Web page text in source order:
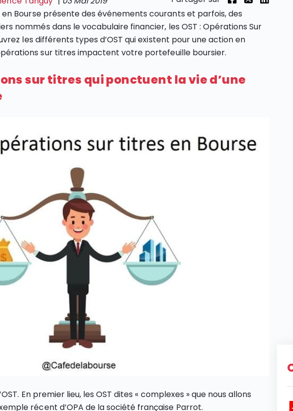
en Bourse présente des événements courants et parfois, des
nommés dans le vocabulaire financier, les OST : Opérations Sur
les différents types d’OST qui existent pour une action en
sur titres impactent votre portefeuille boursier.
sur titres qui ponctuent la vie d’une
En premier lieu, les OST dites « complexes » que nous allons
récent d’OPA de la société française Parrot.